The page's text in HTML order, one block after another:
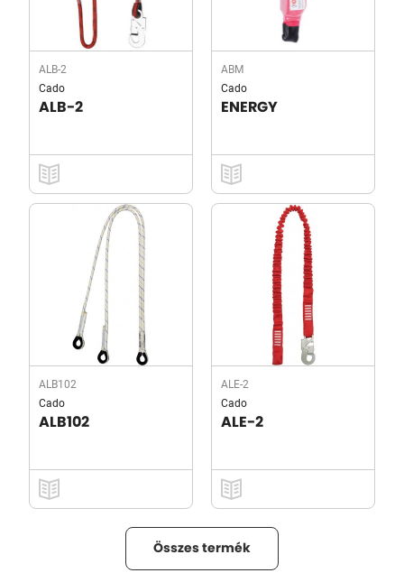
ALB-2
Cado
ALB-2
ABM
Cado
ENERGY
ALB102
Cado
ALB102
ALE-2
Cado
ALE-2
Összes termék